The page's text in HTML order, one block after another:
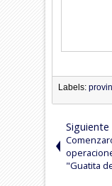
Labels:
Siguiente
"Guatita